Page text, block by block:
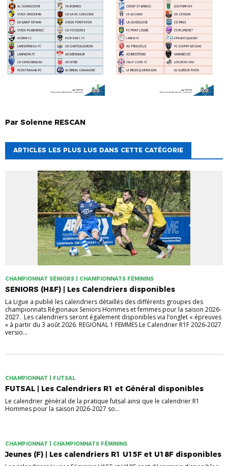
Par Solenne RESCAN
ARTICLES LES PLUS LUS DANS CETTE CATÉGORIE
CHAMPIONNAT SÉNIORS | CHAMPIONNATS FÉMININS
SENIORS (H&F) | Les Calendriers disponibles
La Ligue a publié les calendriers détaillés des différents groupes des
championnats Régionaux Seniors Hommes et femmes pour la saison 2026-
2027. Les calendriers seront également disponibles via l’onglet « épreuves
» à partir du 3 août 2026. REGIONAL 1 FEMMES Le Calendrier R1F 2026-2027
versio...
CHAMPIONNAT | FUTSAL
FUTSAL | Les Calendriers R1 et Général disponibles
Le calendrier général de la pratique futsal ainsi que le calendrier R1
Hommes pour la saison 2026-2027 so...
CHAMPIONNAT | CHAMPIONNATS FÉMININS
Jeunes (F) | Les calendriers R1 U15F et U18F disponibles